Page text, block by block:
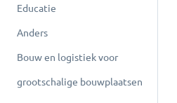
Educatie
Anders
Bouw en logistiek voor
grootschalige bouwplaatsen